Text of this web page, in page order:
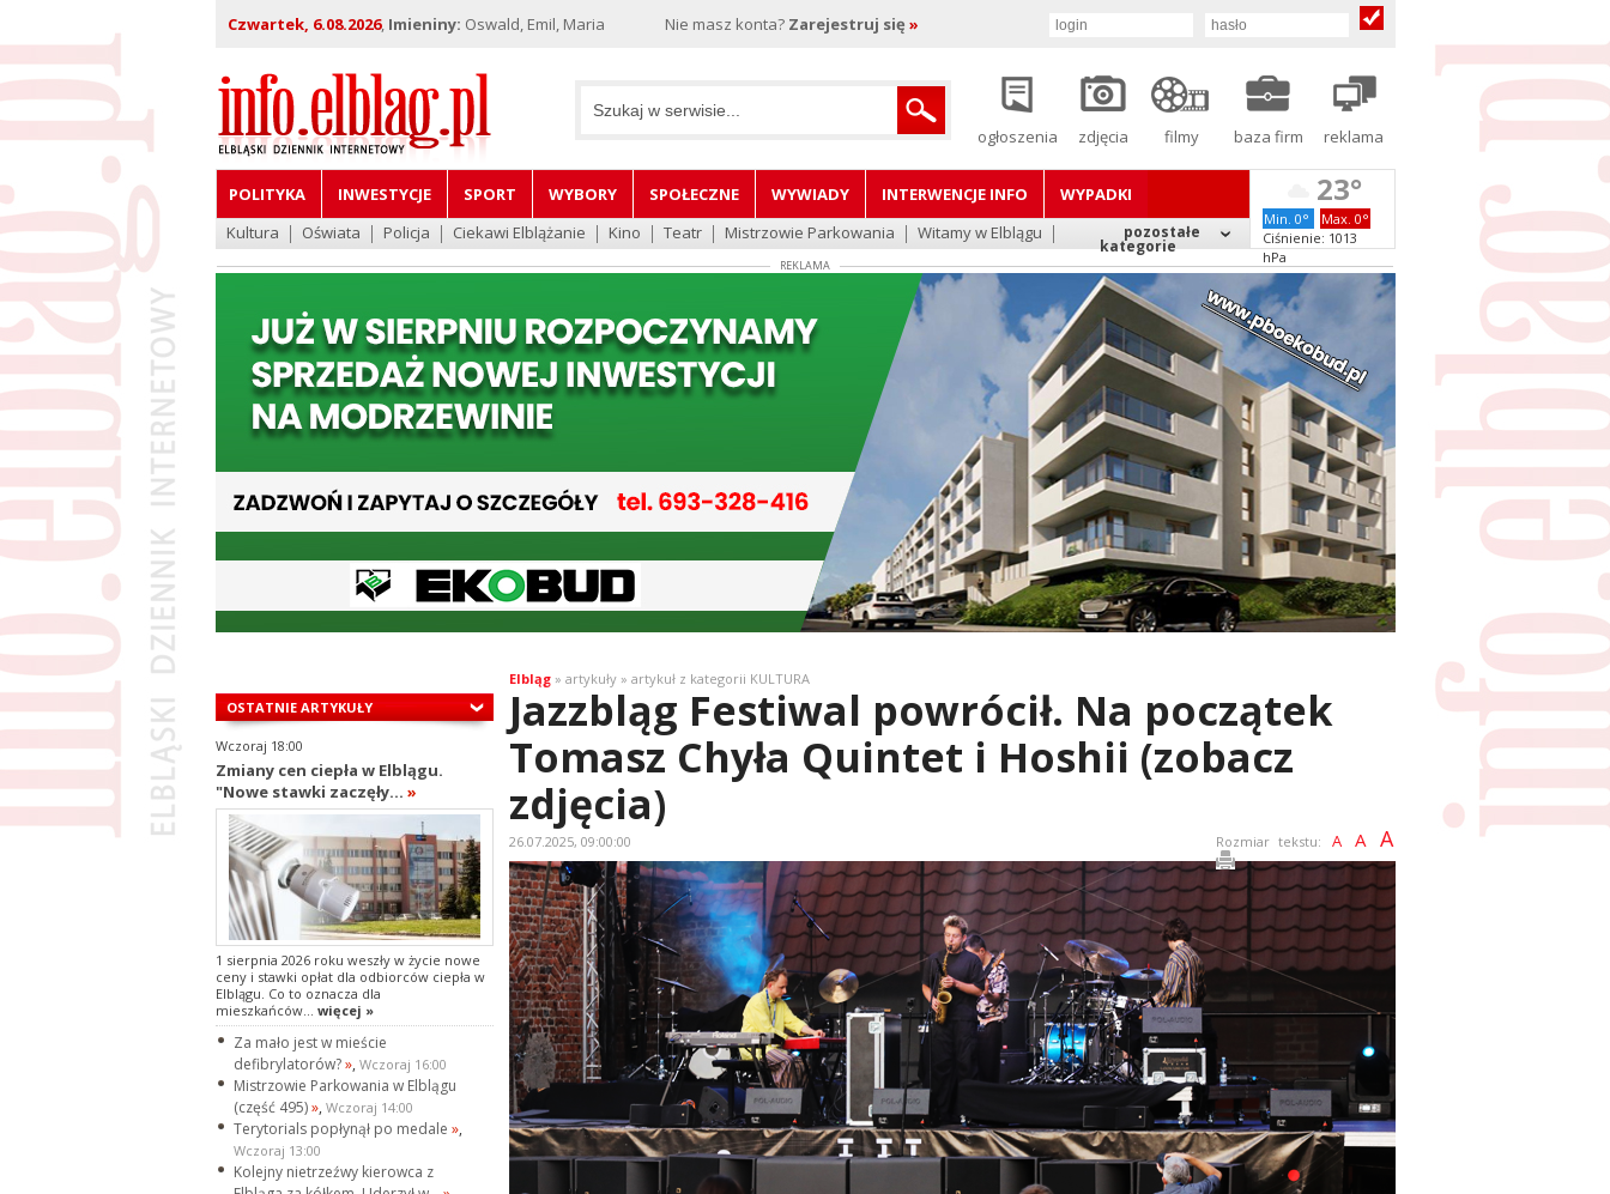
Czwartek, 6.08.2026, Imieniny: Oswald, Emil, Maria Nie masz konta? Zarejestruj się »
ogłoszenia zdjęcia filmy baza firm reklama
POLITYKA INWESTYCJE SPORT WYBORY SPOŁECZNE WYWIADY INTERWENCJE INFO
WYPADKI
Kultura
Oświata Policja Ciekawi Elblążanie Kino Teatr Mistrzowie Parkowania Witamy w Elblągu pozostałe
kategorie
23°
Min. 0°
Max. 0°
Ciśnienie: 1013
hPa
REKLAMA
OSTATNIE ARTYKUŁY
Wczoraj 18:00
Zmiany cen ciepła w Elblągu.
"Nowe stawki zaczęły... »
1 sierpnia 2026 roku weszły w życie nowe
ceny i stawki opłat dla odbiorców ciepła w
Elblągu. Co to oznacza dla
mieszkańców... więcej »
Za mało jest w mieście
defibrylatorów?», Wczoraj 16:00
Mistrzowie Parkowania w Elblągu
(część 495)», Wczoraj 14:00
Terytorials popłynął po medale »,
Wczoraj 13:00
Kolejny nietrzeźwy kierowca z
Elbląg» artykuły » artykuł z kategorii KULTURA
Jazzbląg Festiwal powrócił. Na początek
Tomasz Chyła Quintet i Hoshii (zobacz
zdjęcia)
26.07.2025, 09:00:00 Rozmiar tekstu: A A A